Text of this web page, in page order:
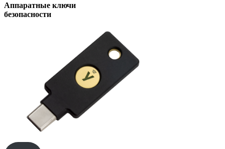
Аппаратные ключи
безопасности